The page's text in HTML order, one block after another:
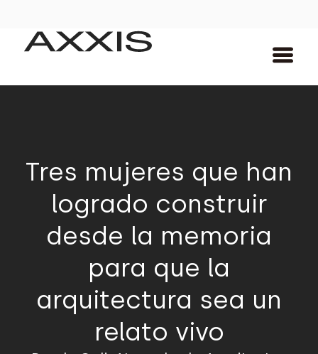
Tres mujeres que han
logrado construir
desde la memoria
para que la
arquitectura sea un
relato vivo